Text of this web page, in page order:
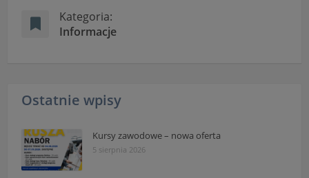
Kategoria:
Informacje
Ostatnie wpisy
Kursy zawodowe – nowa oferta
5 sierpnia 2026